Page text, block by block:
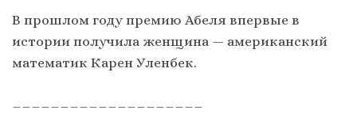
В прошлом году премию Абеля впервые в
истории получила женщина — американский
математик Карен Уленбек.